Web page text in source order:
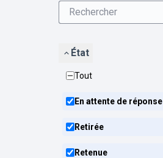
État
Tout
En attente de réponse
Retirée
Retenue